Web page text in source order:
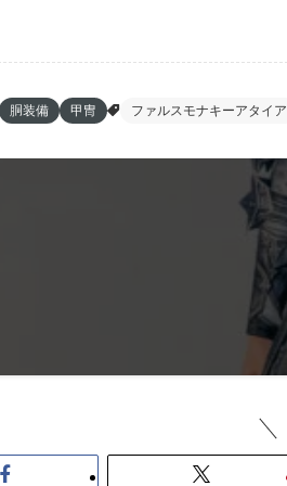
胴装備 甲冑 ファルスモナキーアタイア